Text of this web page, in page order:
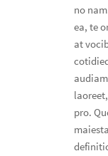
no
ea, te
at
pro.